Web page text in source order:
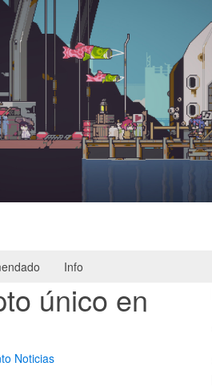
Info
único en
Noticias